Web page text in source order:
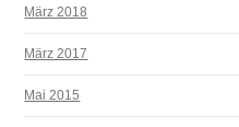
März 2018
März 2017
Mai 2015